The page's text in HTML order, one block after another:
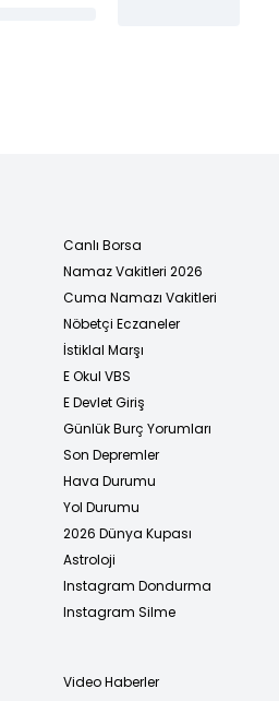
Canlı Borsa
Namaz Vakitleri 2026
Cuma Namazı Vakitleri
Nöbetçi Eczaneler
İstiklal Marşı
E Okul VBS
E Devlet Giriş
Günlük Burç Yorumları
Son Depremler
Hava Durumu
Yol Durumu
2026 Dünya Kupası
Astroloji
Instagram Dondurma
Instagram Silme
Video Haberler